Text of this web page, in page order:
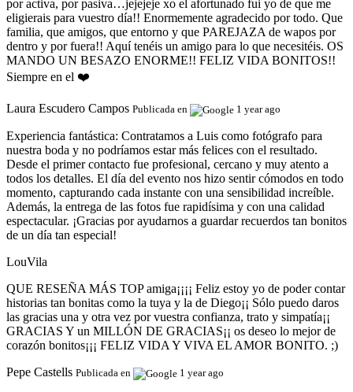
por activa, por pasiva…jejejeje xo el afortunado fui yo de que me
eligierais para vuestro día!! Enormemente agradecido por todo. Que
familia, que amigos, que entorno y que PAREJAZA de wapos por
dentro y por fuera!! Aquí tenéis un amigo para lo que necesitéis. OS
MANDO UN BESAZO ENORME!! FELIZ VIDA BONITOS!!
Siempre en el ❤️
Laura Escudero Campos Publicada en 1 year ago
Experiencia fantástica: Contratamos a Luis como fotógrafo para
nuestra boda y no podríamos estar más felices con el resultado.
Desde el primer contacto fue profesional, cercano y muy atento a
todos los detalles. El día del evento nos hizo sentir cómodos en todo
momento, capturando cada instante con una sensibilidad increíble.
Además, la entrega de las fotos fue rapidísima y con una calidad
espectacular. ¡Gracias por ayudarnos a guardar recuerdos tan bonitos
de un día tan especial!
LouVila
QUE RESEÑA MÁS TOP amiga¡¡¡¡ Feliz estoy yo de poder contar
historias tan bonitas como la tuya y la de Diego¡¡ Sólo puedo daros
las gracias una y otra vez por vuestra confianza, trato y simpatía¡¡
GRACIAS Y un MILLÓN DE GRACIAS¡¡ os deseo lo mejor de
corazón bonitos¡¡¡ FELIZ VIDA Y VIVA EL AMOR BONITO. ;)
Pepe Castells Publicada en 1 year ago